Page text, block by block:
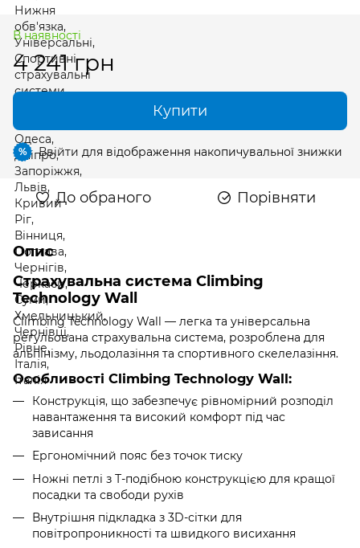
В наявності
4 241 грн
Купити
% Ввійти для відображення накопичувальної знижки
До обраного Порівняти
Опис
Страхувальна система Climbing
Technology Wall
Climbing Technology Wall — легка та універсальна
регульована страхувальна система, розроблена для
альпінізму, льодолазіння та спортивного скелелазіння.
Особливості Climbing Technology Wall:
Конструкція, що забезпечує рівномірний розподіл
навантаження та високий комфорт під час
зависання
Ергономічний пояс без точок тиску
Ножні петлі з Т-подібною конструкцією для кращої
посадки та свободи рухів
Внутрішня підкладка з 3D-сітки для
повітропроникності та швидкого висихання